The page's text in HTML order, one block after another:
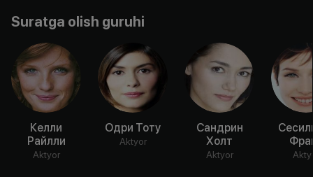
Suratga olish guruhi
Келли
Райлли
Aktyor
Одри Тоту
Aktyor
Сандрин
Холт
Aktyor